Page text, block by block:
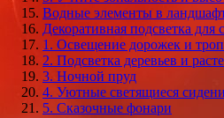
Водные элементы в
Декоративная подсветка для
1. Освещение дорожек и
2. Подсветка деревьев и
3. Ночной пруд
4. Уютные светящиеся
5. Сказочные фонари